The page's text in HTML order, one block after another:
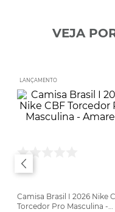
VEJA
LANÇAMENTO
Camisa Brasil I 2026 Nike
Torcedor Pro Masculina -